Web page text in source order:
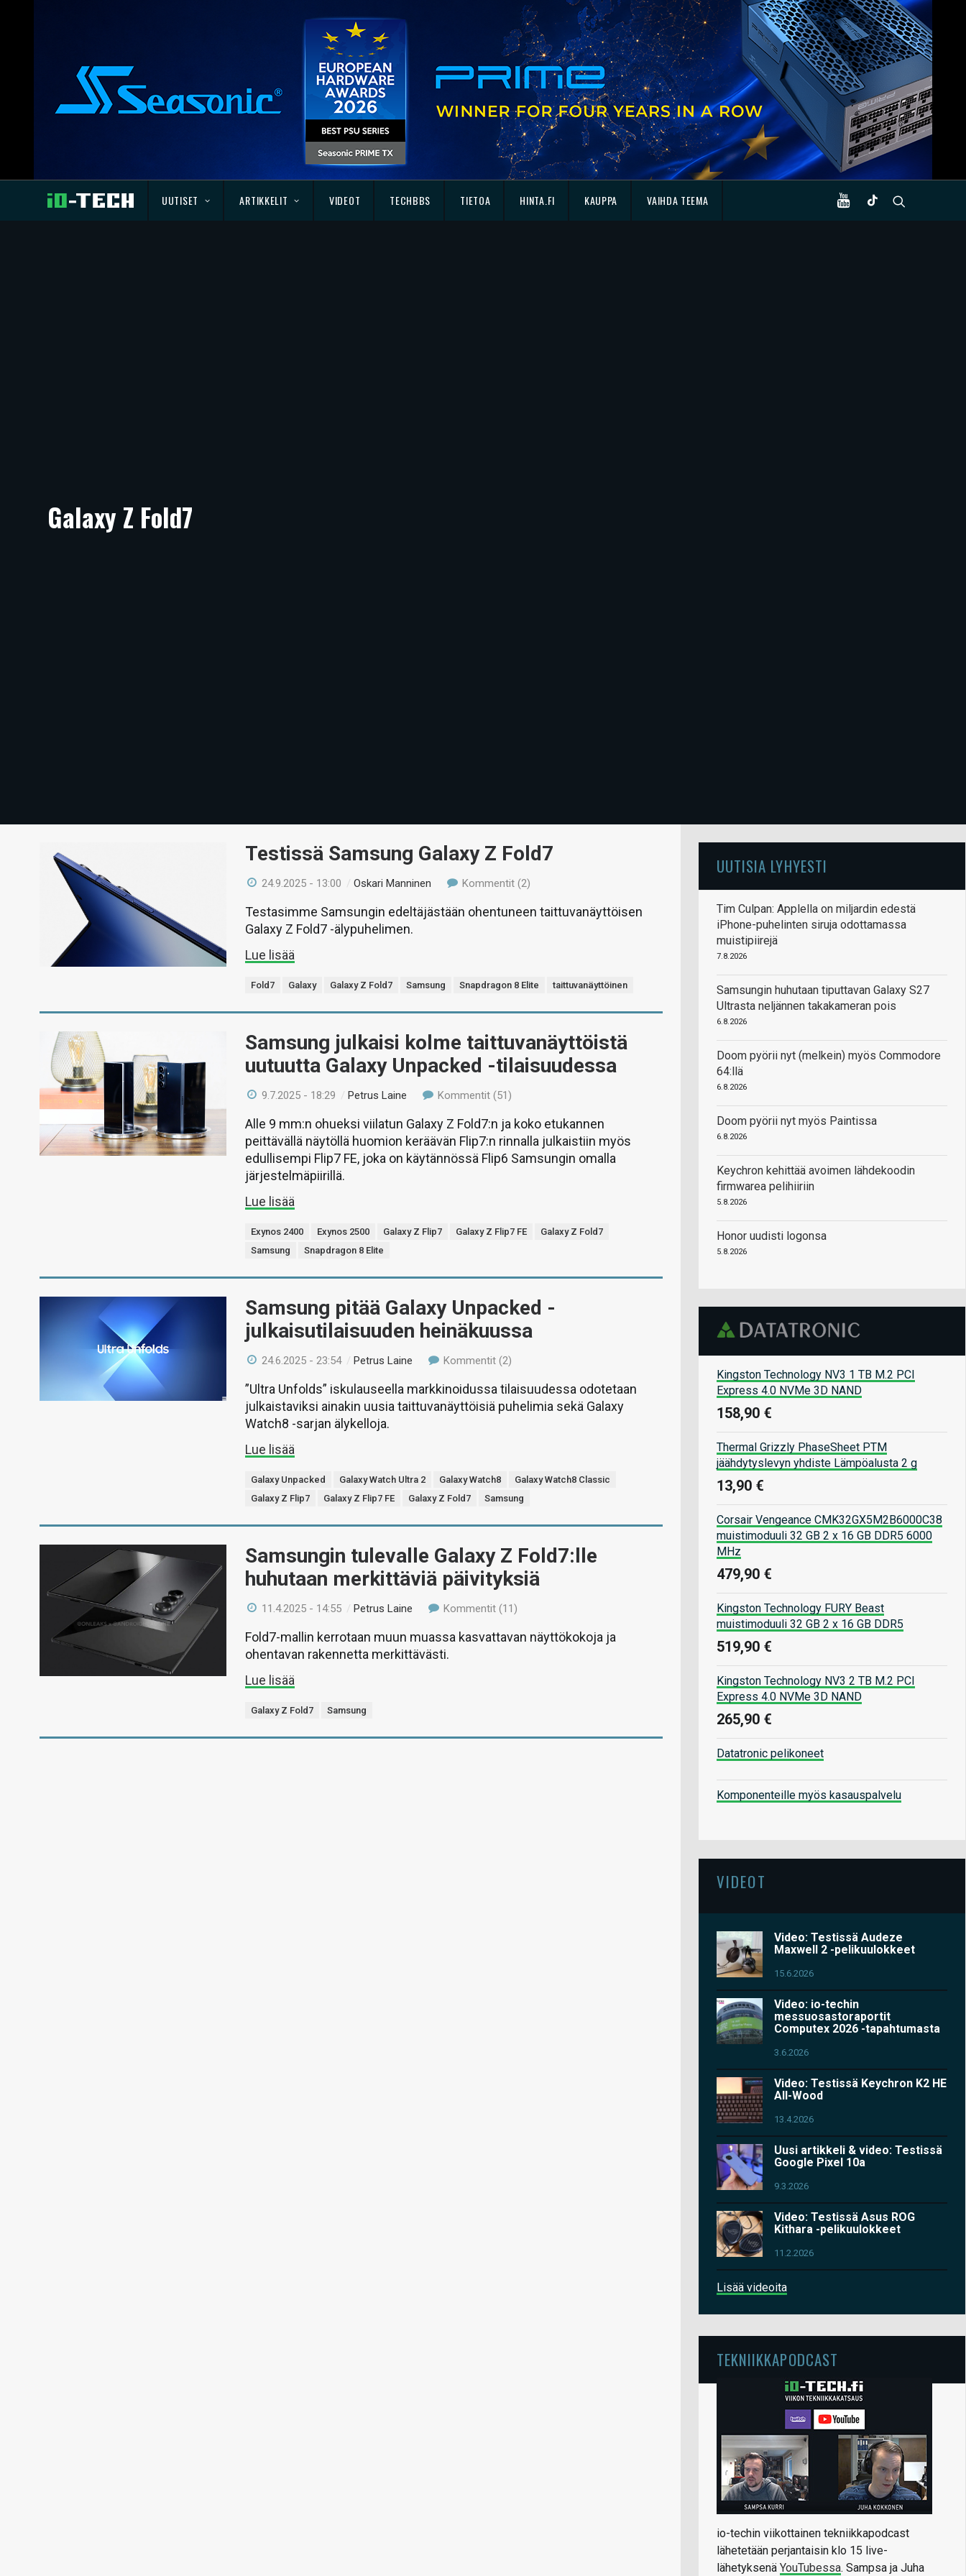
UUTISET ARTIKKELIT VIDEOT TECHBBS TIETOA HINTA.FI KAUPPA VAIHDA TEEMA
Galaxy Z Fold7
Testissä Samsung Galaxy Z Fold7
24.9.2025 - 13:00 /Oskari Manninen Kommentit (2)
Testasimme Samsungin edeltäjästään ohentuneen taittuvanäyttöisen
Galaxy Z Fold7 -älypuhelimen.
Lue lisää
Fold7 Galaxy Galaxy Z Fold7 Samsung Snapdragon 8 Elite taittuvanäyttöinen
Samsung julkaisi kolme taittuvanäyttöistä
uutuutta Galaxy Unpacked -tilaisuudessa
9.7.2025 - 18:29 /Petrus Laine Kommentit (51)
Alle 9 mm:n ohueksi viilatun Galaxy Z Fold7:n ja koko etukannen
peittävällä näytöllä huomion keräävän Flip7:n rinnalla julkaistiin myös
edullisempi Flip7 FE, joka on käytännössä Flip6 Samsungin omalla
järjestelmäpiirillä.
Lue lisää
Exynos 2400 Exynos 2500 Galaxy Z Flip7 Galaxy Z Flip7 FE
Galaxy Z Fold7
Samsung
Snapdragon 8 Elite
Samsung pitää Galaxy Unpacked -
julkaisutilaisuuden heinäkuussa
24.6.2025 - 23:54 /Petrus Laine Kommentit (2)
”Ultra Unfolds” iskulauseella markkinoidussa tilaisuudessa odotetaan
julkaistaviksi ainakin uusia taittuvanäyttöisiä puhelimia sekä Galaxy
Watch8 -sarjan älykelloja.
Lue lisää
Galaxy Unpacked Galaxy Watch Ultra 2 Galaxy Watch8
Galaxy Watch8 Classic
Galaxy Z Flip7
Galaxy Z Flip7 FE Galaxy Z Fold7 Samsung
Samsungin tulevalle Galaxy Z Fold7:lle
huhutaan merkittäviä päivityksiä
11.4.2025 - 14:55 /Petrus Laine Kommentit (11)
Fold7-mallin kerrotaan muun muassa kasvattavan näyttökokoja ja
ohentavan rakennetta merkittävästi.
Lue lisää
Galaxy Z Fold7 Samsung
UUTISIA LYHYESTI
Tim Culpan: Applella on miljardin edestä
iPhone-puhelinten siruja odottamassa
muistipiirejä
7.8.2026
Samsungin huhutaan tiputtavan Galaxy S27
Ultrasta neljännen takakameran pois
6.8.2026
Doom pyörii nyt (melkein) myös Commodore
64:llä
6.8.2026
Doom pyörii nyt myös Paintissa
6.8.2026
Keychron kehittää avoimen lähdekoodin
firmwarea pelihiiriin
5.8.2026
Honor uudisti logonsa
5.8.2026
Kingston Technology NV3 1 TB M.2 PCI
Express 4.0 NVMe 3D NAND
158,90 €
Thermal Grizzly PhaseSheet PTM
jäähdytyslevyn yhdiste Lämpöalusta 2 g
13,90 €
Corsair Vengeance CMK32GX5M2B6000C38
muistimoduuli 32 GB 2 x 16 GB DDR5 6000
MHz
479,90 €
Kingston Technology FURY Beast
muistimoduuli 32 GB 2 x 16 GB DDR5
519,90 €
Kingston Technology NV3 2 TB M.2 PCI
Express 4.0 NVMe 3D NAND
265,90 €
Datatronic pelikoneet
Komponenteille myös kasauspalvelu
VIDEOT
Video: Testissä Audeze
Maxwell 2 -pelikuulokkeet
15.6.2026
Video: io-techin
messuosastoraportit
Computex 2026 -tapahtumasta
3.6.2026
Video: Testissä Keychron K2 HE
All-Wood
13.4.2026
Uusi artikkeli & video: Testissä
Google Pixel 10a
9.3.2026
Video: Testissä Asus ROG
Kithara -pelikuulokkeet
11.2.2026
Lisää videoita
TEKNIIKKAPODCAST
io-techin viikottainen tekniikkapodcast
lähetetään perjantaisin klo 15 live-
lähetyksenä YouTubessa. Sampsa ja Juha